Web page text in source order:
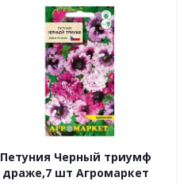
Петуния Черный триумф
драже,7 шт Агромаркет